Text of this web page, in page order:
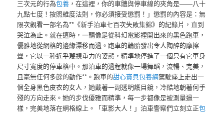
三次元的行為包養 ，在這裡，你的車體與停車線的夾角是——八十
九點七度！按照維度法則，你必須接受懲罰！」懲罰的內容是：無
限次觀看一部名為**《新手泊車七百次失敗集錦》的紀錄片，直到
哭泣為止。就在這時，一輛像是從科幻電影裡開出來的黑色跑車，
優雅地從網格的邊緣漂移而過。跑車的輪胎發出令人陶醉的摩擦
聲，它以一種近乎蔑視重力的姿態，精準地停進了一個只有它車身
尺寸寬度的停車格中。那泊車的過程就像一場舞蹈，流暢、完美，
且毫無任何多餘的動作**。跑車的甜心寶貝包養網駕駛座上走出一
個全身黑色皮衣的女人，她戴著一副透明護目鏡，冷酷地朝著何手
殘的方向走來。她的步伐優雅而精準，每一步都像是被測量過一
樣，完美地落在網格線上。「車影大人！」泊車警察們立刻立正包